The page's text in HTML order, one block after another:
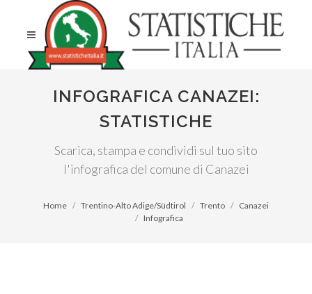
INFOGRAFICA CANAZEI:
STATISTICHE
Scarica, stampa e condividi sul tuo sito
l'infografica del comune di Canazei
Home Trentino-Alto Adige/Südtirol Trento
Canazei
Infografica